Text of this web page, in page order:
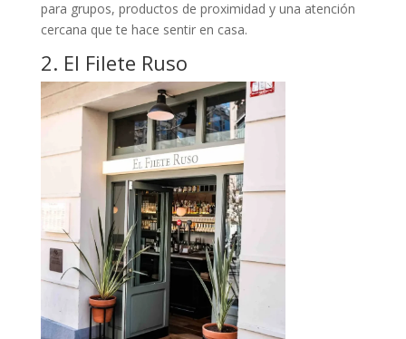
para grupos, productos de proximidad y una atención
cercana que te hace sentir en casa.
2. El Filete Ruso